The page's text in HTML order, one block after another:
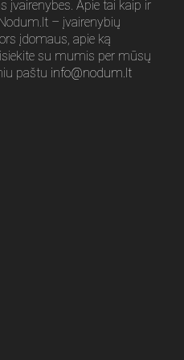
įvairenybes. Apie tai kaip ir
– įvairenybių
įdomaus, apie ką
su mumis per mūsų
paštu info@nodum.lt